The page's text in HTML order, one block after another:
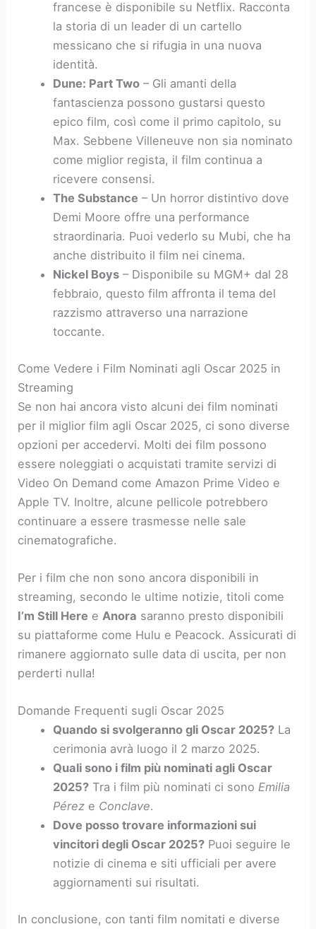
francese è disponibile su Netflix. Racconta
la storia di un leader di un cartello
messicano che si rifugia in una nuova
identità.
Dune: Part Two– Gli amanti della
fantascienza possono gustarsi questo
epico film, così come il primo capitolo, su
Max. Sebbene Villeneuve non sia nominato
come miglior regista, il film continua a
ricevere consensi.
The Substance – Un horror distintivo dove
Demi Moore offre una performance
straordinaria. Puoi vederlo su Mubi, che ha
anche distribuito il film nei cinema.
Nickel Boys– Disponibile su MGM+ dal 28
febbraio, questo film affronta il tema del
razzismo attraverso una narrazione
toccante.
Come Vedere i Film Nominati agli Oscar 2025 in
Streaming
Se non hai ancora visto alcuni dei film nominati
per il miglior film agli Oscar 2025, ci sono diverse
opzioni per accedervi. Molti dei film possono
essere noleggiati o acquistati tramite servizi di
Video On Demand come Amazon Prime Video e
Apple TV. Inoltre, alcune pellicole potrebbero
continuare a essere trasmesse nelle sale
cinematografiche.
Per i film che non sono ancora disponibili in
streaming, secondo le ultime notizie, titoli come
I’m Still Here e Anora saranno presto disponibili
su piattaforme come Hulu e Peacock. Assicurati di
rimanere aggiornato sulle data di uscita, per non
perderti nulla!
Domande Frequenti sugli Oscar 2025
Quando si svolgeranno gli Oscar 2025?La
cerimonia avrà luogo il 2 marzo 2025.
Quali sono i film più nominati agli Oscar
2025?Tra i film più nominati ci sono Emilia
Péreze Conclave.
Dove posso trovare informazioni sui
vincitori degli Oscar 2025?Puoi seguire le
notizie di cinema e siti ufficiali per avere
aggiornamenti sui risultati.
In conclusione, con tanti film nomitati e diverse